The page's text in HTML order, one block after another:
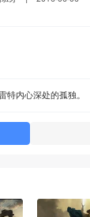
特内心深处的孤独。